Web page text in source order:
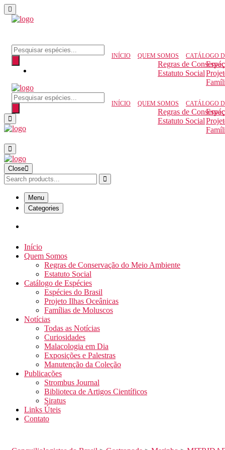
INÍCIO QUEM SOMOS
Regras de
Estatuto Social
CATÁLOGO
INÍCIO QUEM SOMOS
Regras de
Estatuto Social
CATÁLOGO
Close
Menu
Categories
Início
Quem Somos
Regras de Conservação do Meio Ambiente
Estatuto Social
Catálogo de Espécies
Espécies do Brasil
Projeto Ilhas Oceânicas
Famílias de Moluscos
Notícias
Todas as Notícias
Curiosidades
Malacologia em Dia
Exposições e Palestras
Manutenção da Coleção
Publicações
Strombus Journal
Biblioteca de Artigos Científicos
Siratus
Links Úteis
Contato